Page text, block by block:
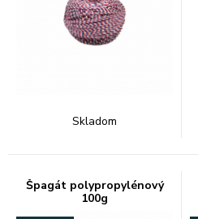
Skladom
Špagát polypropylénový
100g